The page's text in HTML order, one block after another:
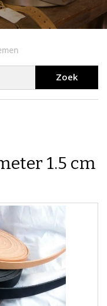
Zoek
1.5 cm